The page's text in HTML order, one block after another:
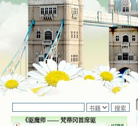
《驱魔师 —— 梵蒂冈首席驱